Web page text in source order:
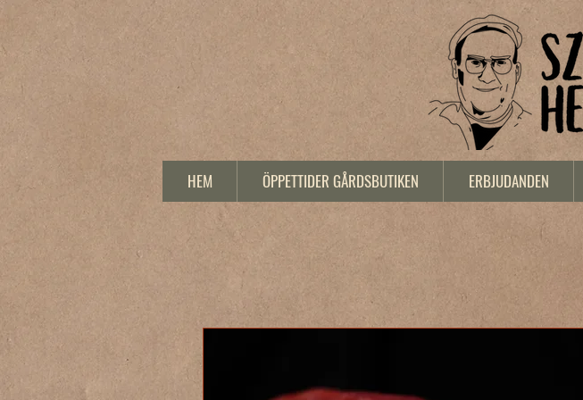
HEM ÖPPETTIDER GÅRDSBUTIKEN ERBJUDANDEN